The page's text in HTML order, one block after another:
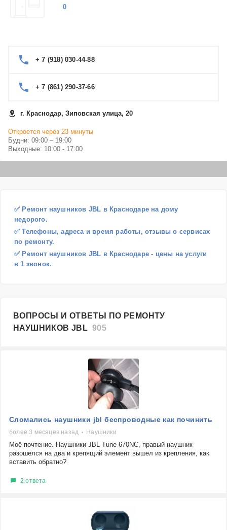
0
+ 7 (918) 030-44-88
+ 7 (861) 290-37-66
г. Краснодар, Зиповская улица, 20
Откроется через 23 минуты
Будни: 09:00 – 19:00
Выходные: 10:00 - 17:00
✅ Ремонт наушников JBL в Краснодаре на дому
недорого.
✅ Телефоны, адреса и время работы, отзывы о сервисах
по ремонту.
✅ Ремонт наушников JBL в Краснодаре - цены на услуги
в 1 звонок.
ВОПРОСЫ И ОТВЕТЫ ПО РЕМОНТУ
НАУШНИКОВ JBL 905
Сломались наушники jbl беспроводные как починить
более 3 месяцев назад Наушники
Моё почтение. Наушники JBL Tune 670NC, правый наушник
разошелся на два и крепящий элемент вышел из крепления, как
вставить обратно?
2 ответа